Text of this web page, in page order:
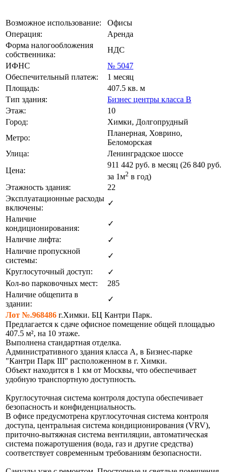
Возможное использование:
Офисы
Операция:
Аренда
Форма налогообложения
собственника:
НДС
ИФНС
№ 5047
Обеспечительный платеж:
1 месяц
Площадь:
407.5 кв. м
Тип здания:
Бизнес центры класса B
Этаж:
10
Город:
Химки, Долгопрудный
Метро:
Планерная, Ховрино,
Беломорская
Улица:
Ленинградское шоссе
Цена:
911 442 руб. в месяц (26 840 руб.
за 1м2 в год)
Этажность здания:
22
Эксплуатационные расходы
включены:
✓
Наличие
кондиционирования:
✓
Наличие лифта:
✓
Наличие пропускной
системы:
✓
Круглосуточный доступ:
✓
Кол-во парковочных мест:
285
Наличие общепита в
здании:
✓
Лот №.968486 г.Химки. БЦ Кантри Парк.
Предлагается к сдаче офисное помещение общей площадью
407.5 м², на 10 этаже.
Выполнена стандартная отделка.
Административного здания класса А, в Бизнес-парке
"Кантри Парк III" расположенном в г. Химки.
Объект находится в 1 км от Москвы, что обеспечивает
удобную транспортную доступность.
Круглосуточная система контроля доступа обеспечивает
безопасность и конфиденциальность.
В офисе предусмотрена круглосуточная система контроля
доступа, центральная система кондиционирования (VRV),
приточно-вытяжная система вентиляции, автоматическая
система пожаротушения (вода, газ и другие средства)
соответствует современным требованиям безопасности.